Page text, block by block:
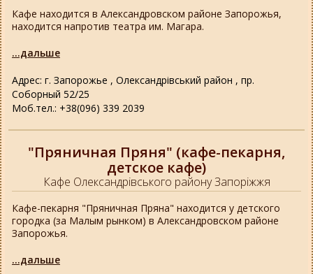
Адрес: г. Запорожье , Олександрівський район , пр.
Соборный 52/25
Моб.тел.: +38(096) 339 2039
Кафе находится в Александровском районе Запорожья,
находится напротив театра им. Магара.
...дальше
"Пряничная Пряня" (кафе-пекарня,
детское кафе)
Кафе Олександрівського району Запоріжжя
Кафе-пекарня "Пряничная Пряна" находится у детского
городка (за Малым рынком) в Александровском районе
Запорожья.
...дальше